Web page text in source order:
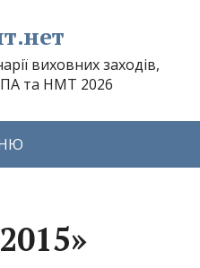
виховних заходів,
та НМТ 2026